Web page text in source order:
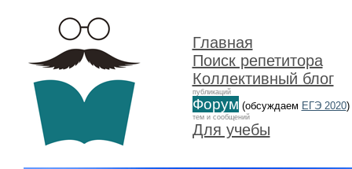
Главная
Поиск репетитора
Коллективный блог
публикаций
Форум (обсуждаем ЕГЭ 2020)
тем и сообщений
Для учебы